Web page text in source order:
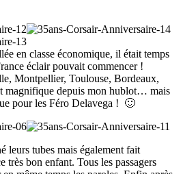
en classe économique, il était temps
éclair pouvait commencer !
Montpellier, Toulouse, Bordeaux,
magnifique depuis mon hublot… mais
pour les Féro Delavega ! 🙂
leurs tubes mais également fait
très bon enfant. Tous les passagers